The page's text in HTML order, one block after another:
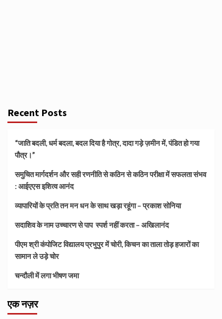
Recent Posts
“जाति बदली, धर्म बदला, बदल दिया है गोत्र, दादा गड़े ज़मीन में, पंडित हो गया
पौत्र।”
समुचित मार्गदर्शन और सही रणनीति से कठिन से कठिन परीक्षा में सफलता संभव
: आईएएस इशित्व आनंद
व्यापारियों के प्रति तन मन धन के साथ खड़ा रहूंगा – प्रकाश सोनिया
सदाशिव के नाम उच्चारण से पाप स्पर्श नहीं करता – अखिलानंद
पीएम श्री कंपोजिट विद्यालय प्रभुपुर में चोरी, किचन का ताला तोड़ हजारों का
सामान ले उड़े चोर
चन्दौली में लगा भीषण जमा
एक नज़र